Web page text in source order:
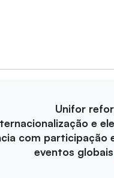
Unifor
e
com participação
eventos globais